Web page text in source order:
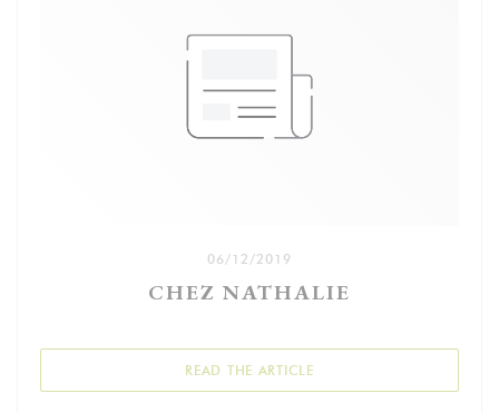
06/12/2019
CHEZ NATHALIE
READ THE ARTICLE((OPENS IN A NEW